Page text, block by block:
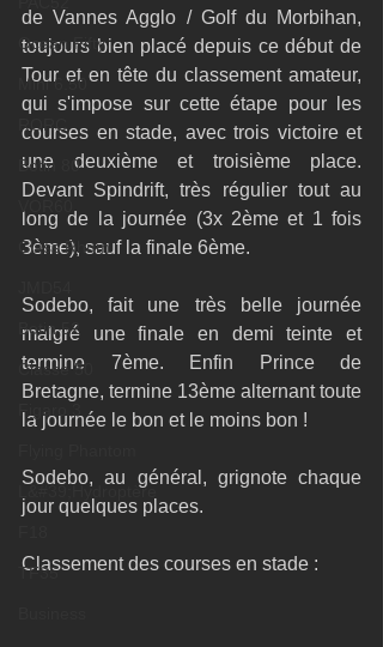
Ocean Fifty
Mini 6.50
RORC
Botin 80
Class Rhum
Botin 52
Classe 50
Figaro 3
L&#39;Hydroptère
TF35
de Vannes Agglo / Golf du Morbihan,
toujours bien placé depuis ce début de
Tour et en tête du classement amateur,
qui s'impose sur cette étape pour les
courses en stade, avec trois victoire et
une deuxième et troisième place.
Devant Spindrift, très régulier tout au
long de la journée (3x 2ème et 1 fois
3ème), sauf la finale 6ème.
Sodebo, fait une très belle journée
malgré une finale en demi teinte et
termine 7ème. Enfin Prince de
Bretagne, termine 13ème alternant toute
la journée le bon et le moins bon !
Sodebo, au général, grignote chaque
jour quelques places.
Classement des courses en stade :